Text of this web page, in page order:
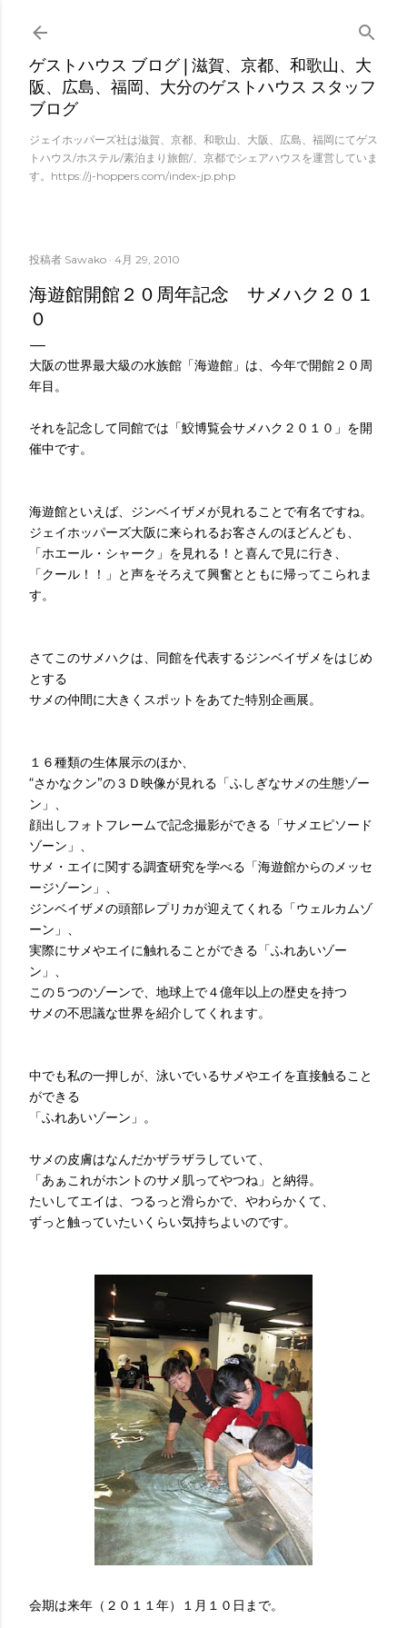
スキップしてメイン コンテンツに移動
ゲストハウス ブログ | 滋賀、京都、和歌山、大
阪、広島、福岡、大分のゲストハウス スタッフ
ブログ
ジェイホッパーズ社は滋賀、京都、和歌山、大阪、広島、福岡にてゲス
トハウス/ホステル/素泊まり旅館/、京都でシェアハウスを運営していま
す。https://j-hoppers.com/index-jp.php
投稿者 Sawako 4月 29, 2010
海遊館開館２０周年記念 サメハク２０１
０
大阪の世界最大級の水族館「海遊館」は、今年で開館２０周
年目。
それを記念して同館では「鮫博覧会サメハク２０１０」を開
催中です。
海遊館といえば、ジンベイザメが見れることで有名ですね。
ジェイホッパーズ大阪に来られるお客さんのほどんども、
「ホエール・シャーク」を見れる！と喜んで見に行き、
「クール！！」と声をそろえて興奮とともに帰ってこられま
す。
さてこのサメハクは、同館を代表するジンベイザメをはじめ
とする
サメの仲間に大きくスポットをあてた特別企画展。
１６種類の生体展示のほか、
“さかなクン”の３Ｄ映像が見れる「ふしぎなサメの生態ゾー
ン」、
顔出しフォトフレームで記念撮影ができる「サメエピソード
ゾーン」、
サメ・エイに関する調査研究を学べる「海遊館からのメッセ
ージゾーン」、
ジンベイザメの頭部レプリカが迎えてくれる「ウェルカムゾ
ーン」、
実際にサメやエイに触れることができる「ふれあいゾー
ン」、
この５つのゾーンで、地球上で４億年以上の歴史を持つ
サメの不思議な世界を紹介してくれます。
中でも私の一押しが、泳いでいるサメやエイを直接触ること
ができる
「ふれあいゾーン」。
サメの皮膚はなんだかザラザラしていて、
「あぁこれがホントのサメ肌ってやつね」と納得。
たいしてエイは、つるっと滑らかで、やわらかくて、
ずっと触っていたいくらい気持ちよいのです。
会期は来年（２０１１年）１月１０日まで。